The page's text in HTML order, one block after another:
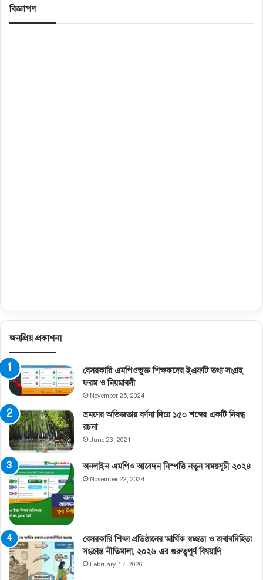
বিজ্ঞাপণ
জনপ্রিয় প্রকাশনা
বেসরকারি এমপিওভুক্ত শিক্ষকদের ইএফটি তথ্য সংগ্রহ
ফরম ও নিয়মাবলী
November 25, 2024
ভ্রমণের অভিজ্ঞতার বর্ণনা দিয়ে ১৫০ শব্দের একটি নিবন্ধ
রচনা
June 23, 2021
অনলাইন এমপিও আবেদন নিস্পত্তি নতুন সময়সূচী ২০২৪
November 22, 2024
বেসরকারি শিক্ষা প্রতিষ্ঠানের আর্থিক স্বচ্ছতা ও জবাবদিহিতা
সংক্রান্ত নীতিমালা, ২০২৬ এর গুরুত্বপূর্ণ বিষয়াদি
February 17, 2026